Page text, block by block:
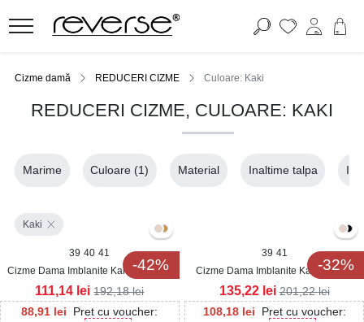
Cizme damă REDUCERI CIZME Culoare: Kaki
REDUCERI CIZME, CULOARE: KAKI
Marime Culoare (1) Material Inaltime talpa
Kaki
-42%
39 40 41
Cizme Dama Imblanite Kaki din Piele
Ecologica Intoarsa Anjela
88,91 lei
Pret cu voucher:
111,14 lei 192,18lei
-32%
39 41
Cizme Dama Imblanite Kaki din Fas
Arcelia
108,18 lei
Pret cu voucher:
135,22 lei 201,22lei